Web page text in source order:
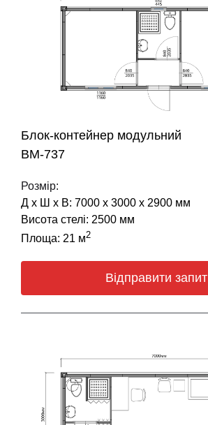
Блок-контейнер модульний
BM-737
Розмір:
Д х Ш х В: 7000 х 3000 х 2900 мм
Висота стелі: 2500 мм
Площа: 21 м2
Відправити запит